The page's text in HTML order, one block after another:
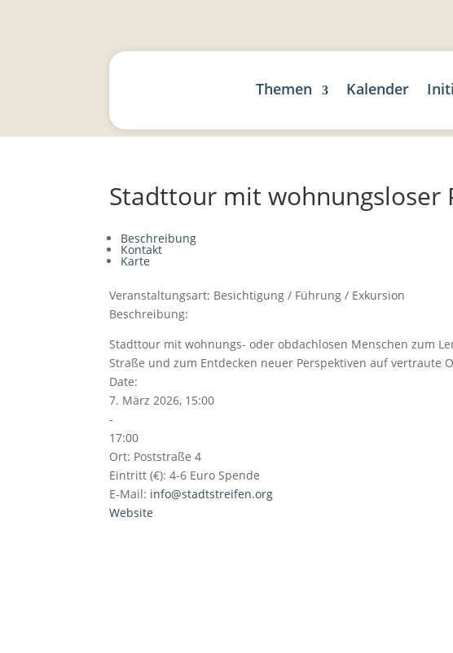
Themen Kalender
Stadttour mit wohnungsloser
Beschreibung
Kontakt
Karte
Veranstaltungsart: Besichtigung / Führung / Exkursion
Beschreibung:
Stadttour mit wohnungs- oder obdachlosen Menschen zum
Straße und zum Entdecken neuer Perspektiven auf vertraute
Date:
7. März 2026, 15:00
-
17:00
Ort: Poststraße 4
Eintritt (€):4-6 Euro Spende
E-Mail: info@stadtstreifen.org
Website